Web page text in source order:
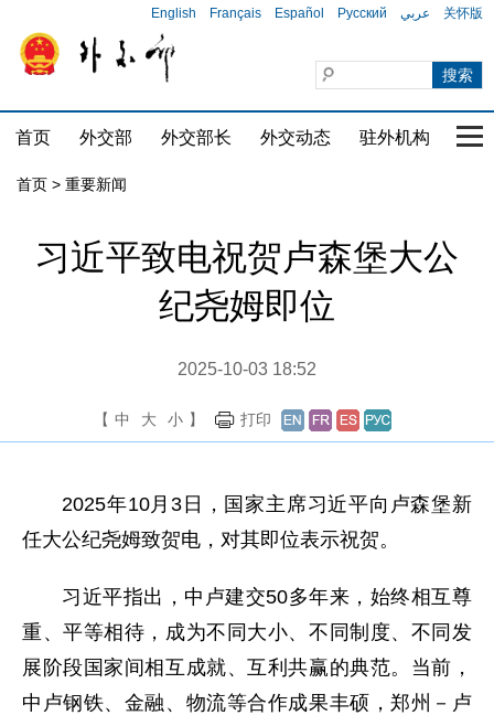
English Français Español Русский عربي 关怀版
首页 外交部 外交部长 外交动态 驻外机构 国
首页 > 重要新闻
习近平致电祝贺卢森堡大公
纪尧姆即位
2025-10-03 18:52
【 中 大 小 】 打印
2025年10月3日，国家主席习近平向卢森堡新
任大公纪尧姆致贺电，对其即位表示祝贺。
习近平指出，中卢建交50多年来，始终相互尊
重、平等相待，成为不同大小、不同制度、不同发
展阶段国家间相互成就、互利共赢的典范。当前，
中卢钢铁、金融、物流等合作成果丰硕，郑州－卢